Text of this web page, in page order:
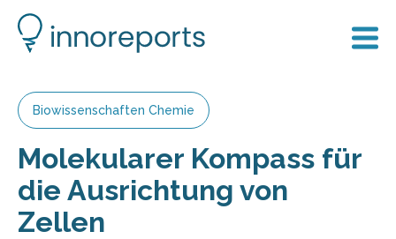
Biowissenschaften Chemie
Molekularer Kompass für
die Ausrichtung von
Zellen